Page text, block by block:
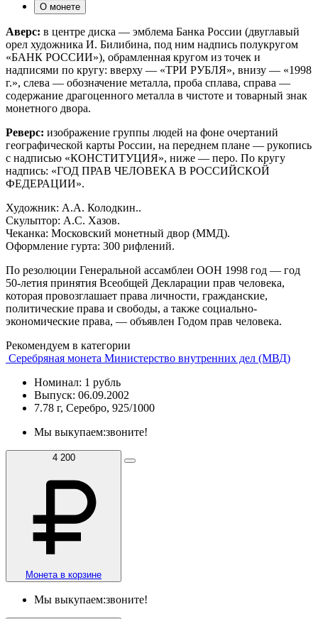
О монете
Аверс: в центре диска — эмблема Банка России (двуглавый
орел художника И. Билибина, под ним надпись полукругом
«БАНК РОССИИ»), обрамленная кругом из точек и
надписями по кругу: вверху — «ТРИ РУБЛЯ», внизу — «1998
г.», слева — обозначение металла, проба сплава, справа —
содержание драгоценного металла в чистоте и товарный знак
монетного двора.
Реверс: изображение группы людей на фоне очертаний
географической карты России, на переднем плане — рукопись
с надписью «КОНСТИТУЦИЯ», ниже — перо. По кругу
надпись: «ГОД ПРАВ ЧЕЛОВЕКА В РОССИЙСКОЙ
ФЕДЕРАЦИИ».
Художник: А.А. Колодкин..
Скульптор: А.С. Хазов.
Чеканка: Московский монетный двор (ММД).
Оформление гурта: 300 рифлений.
По резолюции Генеральной ассамблеи ООН 1998 год — год
50-летия принятия Всеобщей Декларации прав человека,
которая провозглашает права личности, гражданские,
политические права и свободы, а также социально-
экономические права, — объявлен Годом прав человека.
Рекомендуем в категории
Серебряная монета Министерство внутренних дел (МВД)
Номинал: 1 рубль
Выпуск: 06.09.2002
7.78 г, Серебро, 925/1000
Мы выкупаем:звоните!
4 200
Монета в корзине
Мы выкупаем:звоните!